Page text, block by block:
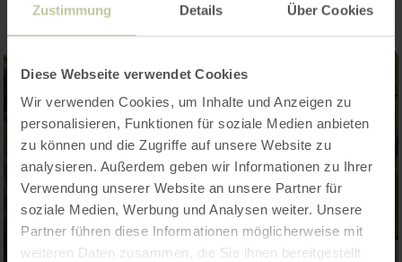
Zustimmung Details Über Cookies
Diese Webseite verwendet Cookies
Wir verwenden Cookies, um Inhalte und Anzeigen zu
personalisieren, Funktionen für soziale Medien anbieten
zu können und die Zugriffe auf unsere Website zu
analysieren. Außerdem geben wir Informationen zu Ihrer
Verwendung unserer Website an unsere Partner für
soziale Medien, Werbung und Analysen weiter. Unsere
Partner führen diese Informationen möglicherweise mit
weiteren Daten zusammen, die Sie ihnen bereitgestellt